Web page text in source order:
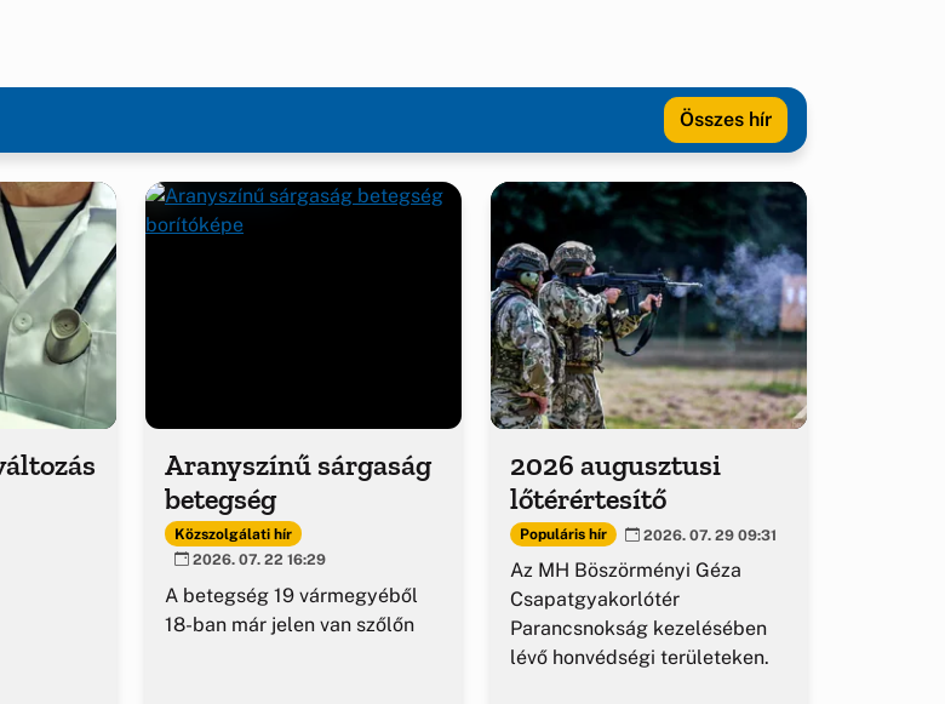
Összes hír
Aranyszínű sárgaság
betegség
Közszolgálati hír
2026. 07. 22 16:29
A betegség 19 vármegyéből
18-ban már jelen van szőlőn
2026 augusztusi
lőtérértesítő
Populáris hír 2026. 07. 29 09:31
Az MH Böszörményi Géza
Csapatgyakorlótér
Parancsnokság kezelésében
lévő honvédségi területeken.